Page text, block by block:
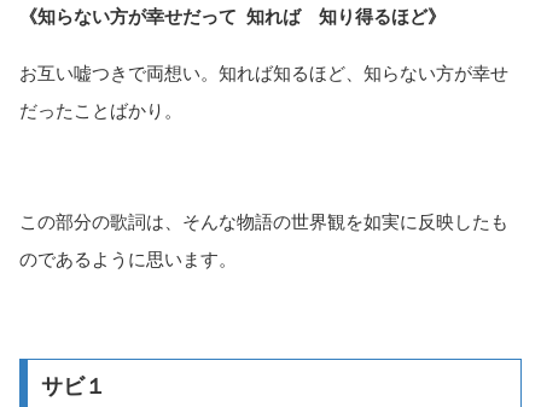
《知らない方が幸せだって 知れば 知り得るほど》
お互い嘘つきで両想い。知れば知るほど、知らない方が幸せ
だったことばかり。
この部分の歌詞は、そんな物語の世界観を如実に反映したも
のであるように思います。
サビ１